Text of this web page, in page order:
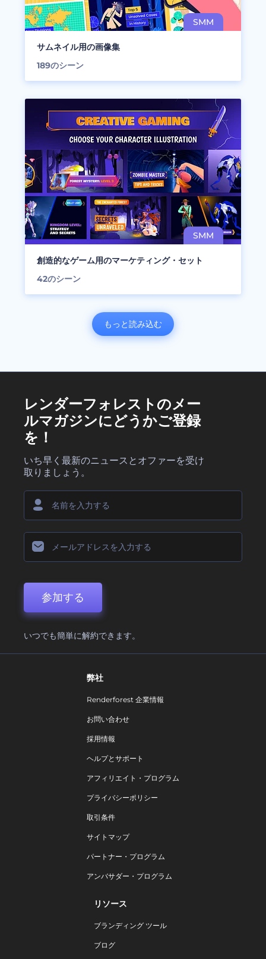
サムネイル用の画像集
189のシーン
創造的なゲーム用のマーケティング・セット
42のシーン
もっと読み込む
レンダーフォレストのメー
ルマガジンにどうかご登録
を！
いち早く最新のニュースとオファーを受け
取りましょう。
参加する
いつでも簡単に解約できます。
弊社
Renderforest 企業情報
お問い合わせ
採用情報
ヘルプとサポート
アフィリエイト・プログラム
プライバシーポリシー
取引条件
サイトマップ
パートナー・プログラム
アンバサダー・プログラム
リソース
ブランディング ツール
ブログ